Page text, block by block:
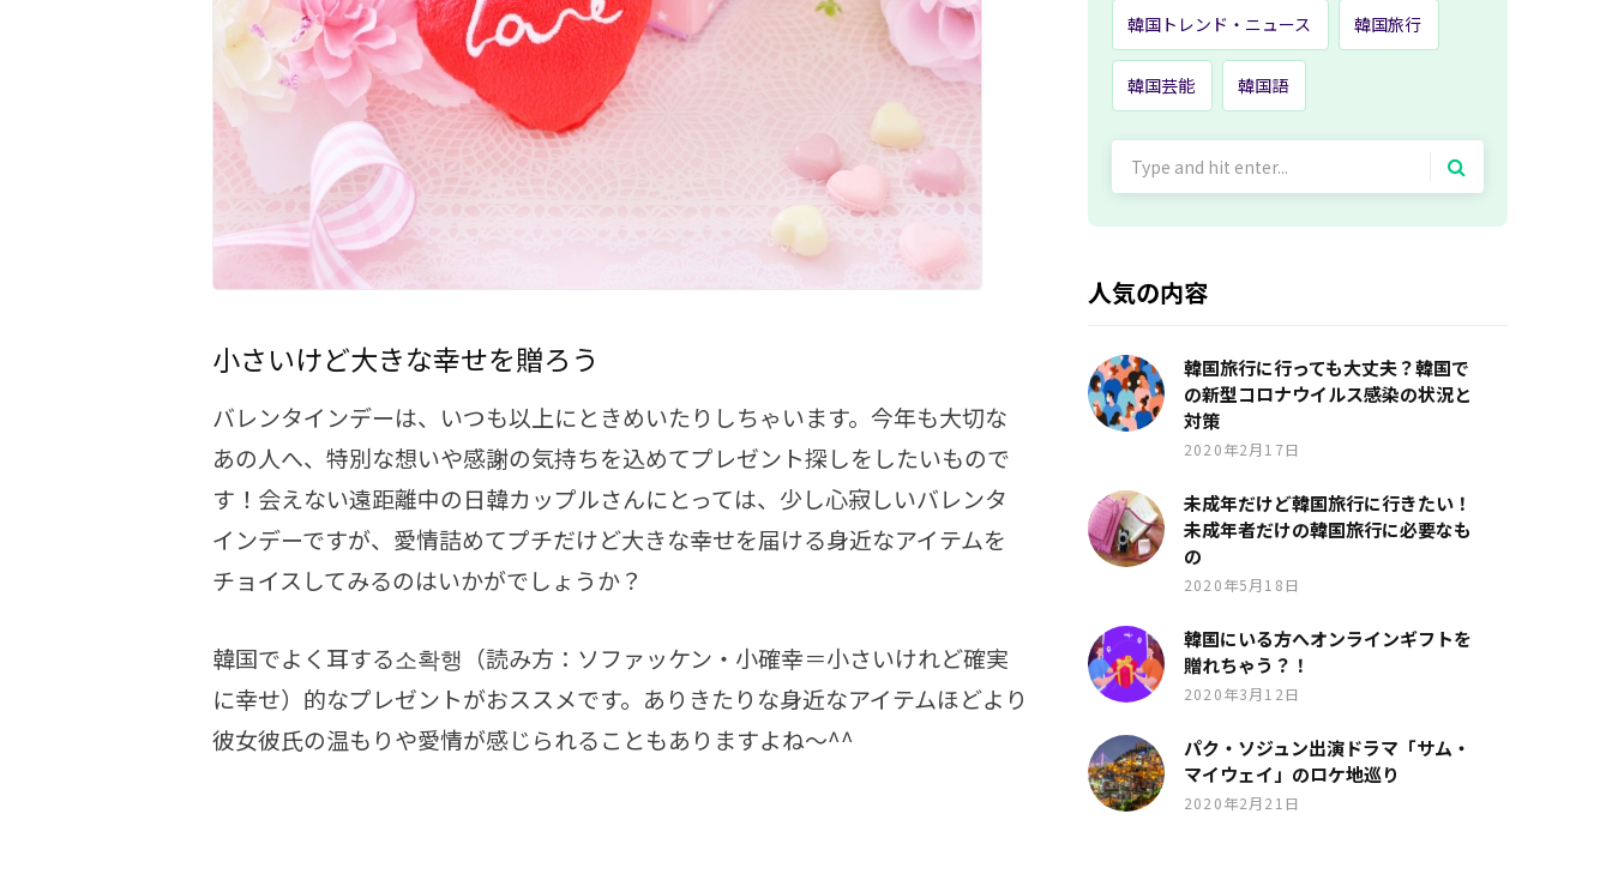
小さいけど大きな幸せを贈ろう
バレンタインデーは、いつも以上にときめいたりしちゃいます。今年も大切な
あの人へ、特別な想いや感謝の気持ちを込めてプレゼント探しをしたいもので
す！会えない遠距離中の日韓カップルさんにとっては、少し心寂しいバレンタ
インデーですが、愛情詰めてプチだけど大きな幸せを届ける身近なアイテムを
チョイスしてみるのはいかがでしょうか？
韓国でよく耳する소확행（読み方：ソファッケン・小確幸＝小さいけれど確実
に幸せ）的なプレゼントがおススメです。ありきたりな身近なアイテムほどより
彼女彼氏の温もりや愛情が感じられることもありますよね～^^
韓国トレンド・ニュース 韓国旅行
韓国芸能 韓国語
人気の内容
韓国旅行に行っても大丈夫？韓国で
の新型コロナウイルス感染の状況と
対策
2020年2月17日
未成年だけど韓国旅行に行きたい！
未成年者だけの韓国旅行に必要なも
の
2020年5月18日
韓国にいる方へオンラインギフトを
贈れちゃう？！
2020年3月12日
パク・ソジュン出演ドラマ「サム・
マイウェイ」のロケ地巡り
2020年2月21日